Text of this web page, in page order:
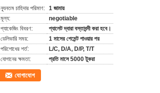
ন্যূনতম চাহিদার পরিমাণ: 1 জামায়
মূল্য:
negotiable
প্যাকেজিং বিবরণ:
প্যালেট দ্বারা বস্তাবন্দী করা হবে।
ডেলিভারি সময়:
1 মাসের পেমেন্ট পাওয়ার পর
পরিশোধের শর্ত:
L/C, D/A, D/P, T/T
যোগানের ক্ষমতা:
প্রতি মাসে 5000 টুকরা
যোগাযোগ